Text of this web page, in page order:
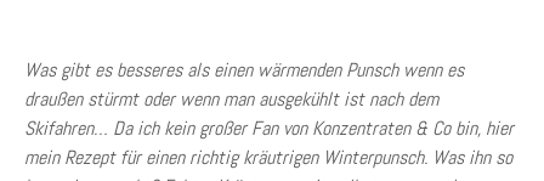
Was gibt es besseres als einen wärmenden Punsch wenn es
draußen stürmt oder wenn man ausgekühlt ist nach dem
Skifahren… Da ich kein großer Fan von Konzentraten & Co bin, hier
mein Rezept für einen richtig kräutrigen Winterpunsch. Was ihn so